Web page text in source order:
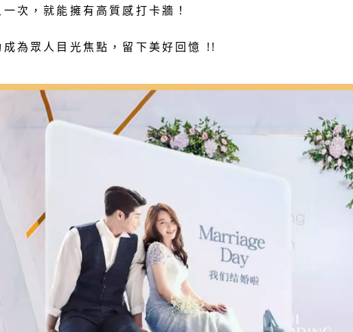
次，就能擁有高質感打卡牆！
成為眾人目光焦點，留下美好回憶 !!